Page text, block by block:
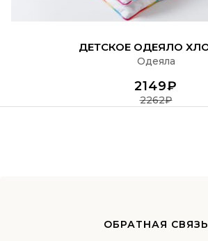
ПОДРОБНЕЕ
ДЕТСКОЕ ОДЕЯЛО
Одеяла
2149₽
2262₽
ОБРАТНАЯ СВЯЗЬ